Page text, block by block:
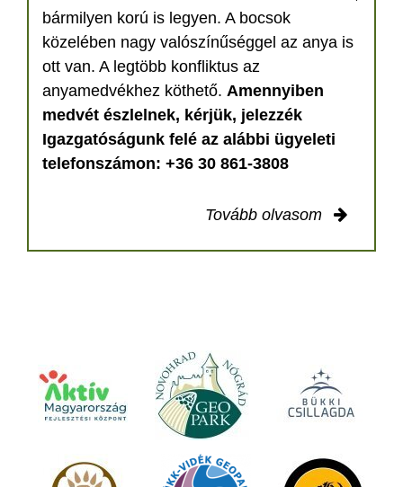
bármilyen korú is legyen. A bocsok
közelében nagy valószínűséggel az anya is
ott van. A legtöbb konfliktus az
anyamedvékhez köthető. Amennyiben
medvét észlelnek, kérjük, jelezzék
Igazgatóságunk felé az alábbi ügyeleti
telefonszámon: +36 30 861-3808
Tovább olvasom